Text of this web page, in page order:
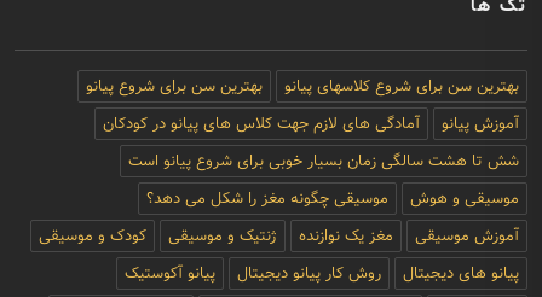
تگ ها
بهترین سن برای شروع کلاسهای پیانو
بهترین سن برای شروع پیانو
آموزش پیانو
آمادگی های لازم جهت کلاس های پیانو در کودکان
شش تا هشت سالگی زمان بسیار خوبی برای شروع پیانو است
موسیقی و هوش
موسیقی چگونه مغز را شکل می دهد؟
آموزش موسیقی
مغز یک نوازنده ژنتیک و موسیقی
کودک و موسیقی
پیانو های دیجیتال
روش کار پیانو دیجیتال
پیانو آکوستیک